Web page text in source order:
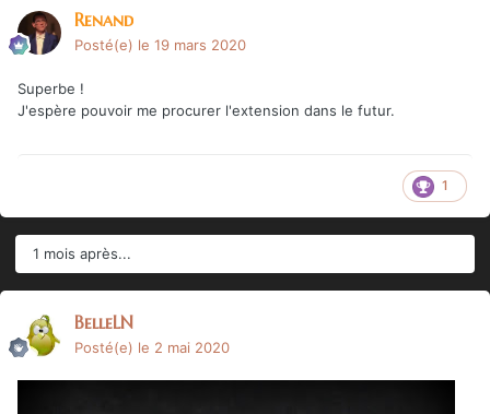
Renand
Posté(e) le 19 mars 2020
Superbe !
J'espère pouvoir me procurer l'extension dans le futur.
1
1 mois après...
BelleLN
Posté(e) le 2 mai 2020